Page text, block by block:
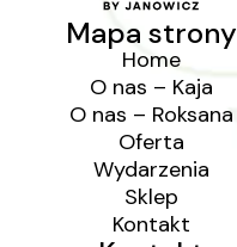
Mapa strony
Home
O nas – Kaja
O nas – Roksana
Oferta
Wydarzenia
Sklep
Kontakt